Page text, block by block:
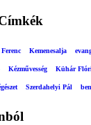
Kemenesalja
Kézművesség Kühár
Szerdahelyi Pál